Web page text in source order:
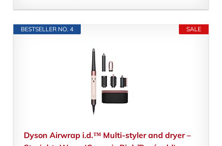
SALE
BESTSELLER NO. 4
Dyson Airwrap i.d.™ Multi-styler and dryer –